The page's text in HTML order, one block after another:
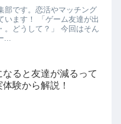
部です。恋活やマッチング
います！ 「ゲーム友達が出
。どうして？」 今回はそん
...
なると友達が減るって
験から解説！